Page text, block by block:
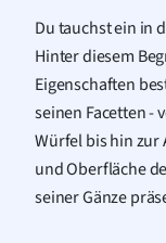
Du tauchst ein in
Hinter diesem
Eigenschaften
seinen Facetten -
Würfel bis hin zur
und Oberfläche
seiner Gänze